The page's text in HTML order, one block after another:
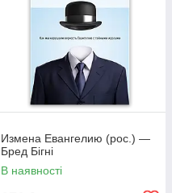
Измена Евангелию (рос.) —
Бред Бігні
В наявності